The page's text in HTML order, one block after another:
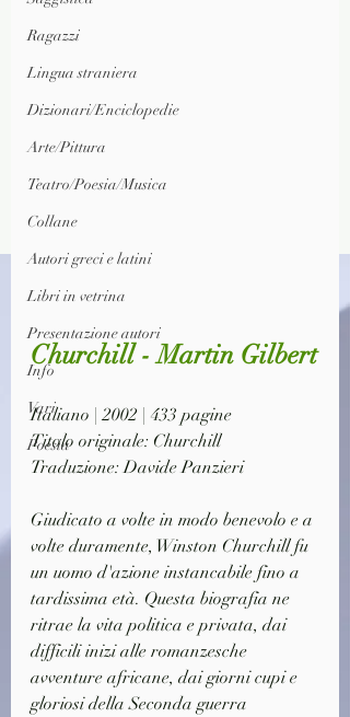
Ragazzi
Lingua straniera
Dizionari/Enciclopedie
Arte/Pittura
Teatro/Poesia/Musica
Collane
Autori greci e latini
Libri in vetrina
Presentazione autori
Info
Vari
Poesia
Churchill - Martin Gilbert
Italiano | 2002 | 433 pagine
Titolo originale: Churchill
Traduzione: Davide Panzieri
Giudicato a volte in modo benevolo e a
volte duramente, Winston Churchill fu
un uomo d'azione instancabile fino a
tardissima età. Questa biografia ne
ritrae la vita politica e privata, dai
difficili inizi alle romanzesche
avventure africane, dai giorni cupi e
gloriosi della Seconda guerra